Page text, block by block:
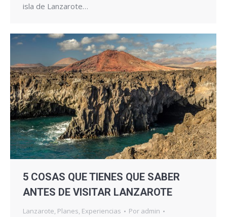
isla de Lanzarote…
5 COSAS QUE TIENES QUE SABER
ANTES DE VISITAR LANZAROTE
Lanzarote, Planes, Experiencias Por admin